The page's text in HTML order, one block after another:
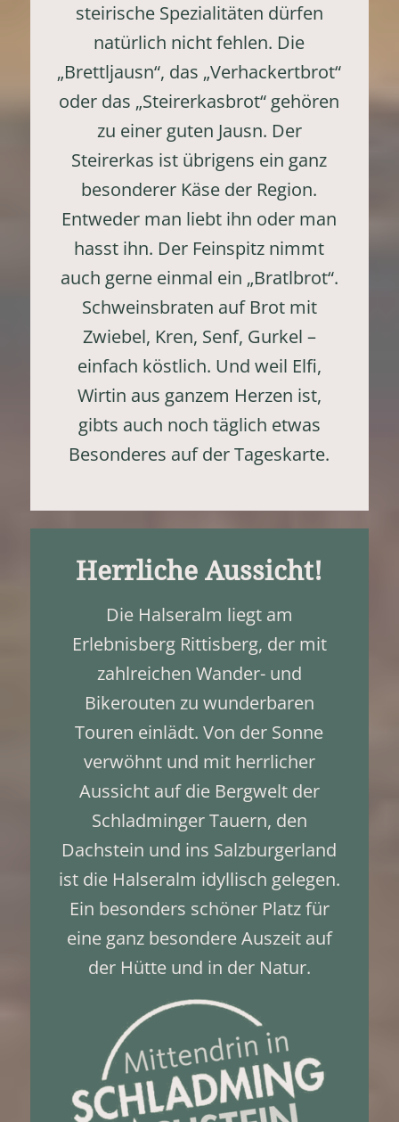
steirische Spezialitäten dürfen
natürlich nicht fehlen. Die
„Brettljausn“, das „Verhackertbrot“
oder das „Steirerkasbrot“ gehören
zu einer guten Jausn. Der
Steirerkas ist übrigens ein ganz
besonderer Käse der Region.
Entweder man liebt ihn oder man
hasst ihn. Der Feinspitz nimmt
auch gerne einmal ein „Bratlbrot“.
Schweinsbraten auf Brot mit
Zwiebel, Kren, Senf, Gurkel –
einfach köstlich. Und weil Elfi,
Wirtin aus ganzem Herzen ist,
gibts auch noch täglich etwas
Besonderes auf der Tageskarte.
Herrliche Aussicht!
Die Halseralm liegt am
Erlebnisberg Rittisberg, der mit
zahlreichen Wander- und
Bikerouten zu wunderbaren
Touren einlädt. Von der Sonne
verwöhnt und mit herrlicher
Aussicht auf die Bergwelt der
Schladminger Tauern, den
Dachstein und ins Salzburgerland
ist die Halseralm idyllisch gelegen.
Ein besonders schöner Platz für
eine ganz besondere Auszeit auf
der Hütte und in der Natur.